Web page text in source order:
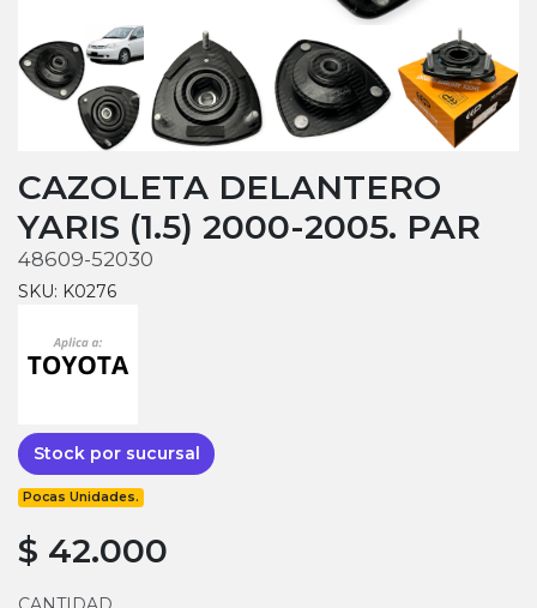
CAZOLETA DELANTERO
YARIS (1.5) 2000-2005. PAR
48609-52030
SKU: K0276
Stock por sucursal
Pocas Unidades.
$ 42.000